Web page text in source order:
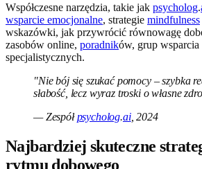
Współczesne narzędzia, takie jak psycholog.
wsparcie emocjonalne, strategie mindfulness
wskazówki, jak przywrócić równowagę
zasobów online, poradników, grup
specjalistycznych.
"Nie bój się szukać pomocy – szybka
słabość, lecz wyraz troski o własne
— Zespółpsycholog.ai, 2024
Najbardziej skuteczne
rytmu dobowego